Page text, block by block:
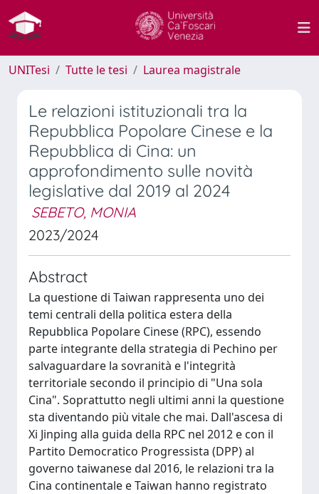
UNITesi Tutte le tesi Laurea magistrale
Le relazioni istituzionali tra la
Repubblica Popolare Cinese e la
Repubblica di Cina: un
approfondimento sulle novità
legislative dal 2019 al 2024
SEBETO, MONIA
2023/2024
Abstract
La questione di Taiwan rappresenta uno dei
temi centrali della politica estera della
Repubblica Popolare Cinese (RPC), essendo
parte integrante della strategia di Pechino per
salvaguardare la sovranità e l'integrità
territoriale secondo il principio di "Una sola
Cina". Soprattutto negli ultimi anni la questione
sta diventando più vitale che mai. Dall'ascesa di
Xi Jinping alla guida della RPC nel 2012 e con il
Partito Democratico Progressista (DPP) al
governo taiwanese dal 2016, le relazioni tra la
Cina continentale e Taiwan hanno registrato